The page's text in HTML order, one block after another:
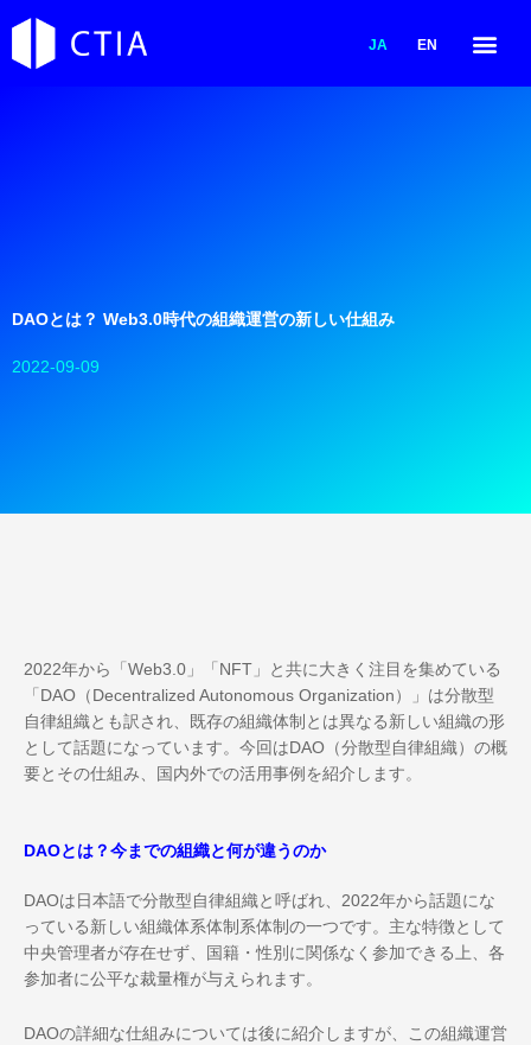
を
JA EN
DAOとは？ Web3.0時代の組織運営の新しい仕組み
2022-09-09
2022年から「Web3.0」「NFT」と共に大きく注目を集めている
「DAO（Decentralized Autonomous Organization）」は分散型
自律組織とも訳され、既存の組織体制とは異なる新しい組織の形
として話題になっています。今回はDAO（分散型自律組織）の概
要とその仕組み、国内外での活用事例を紹介します。
DAOとは？今までの組織と何が違うのか
DAOは日本語で分散型自律組織と呼ばれ、2022年から話題にな
っている新しい組織体系体制系体制の一つです。主な特徴として
中央管理者が存在せず、国籍・性別に関係なく参加できる上、各
参加者に公平な裁量権が与えられます。
DAOの詳細な仕組みについては後に紹介しますが、この組織運営